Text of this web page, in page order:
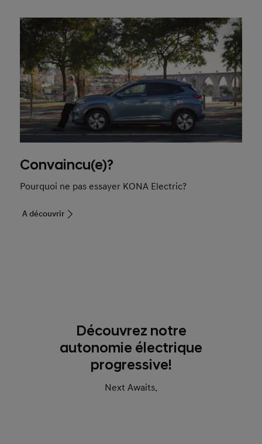
Convaincu(e)?
Pourquoi ne pas essayer KONA Electric?
A découvrir
Découvrez notre
autonomie électrique
progressive!
Next Awaits.